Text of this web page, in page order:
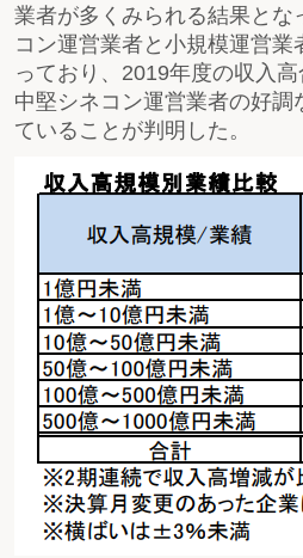
業者が多くみられる結果とな
コン運営業者と小規模運営業
っており、2019年度の収入
中堅シネコン運営業者の好調
ていることが判明した。